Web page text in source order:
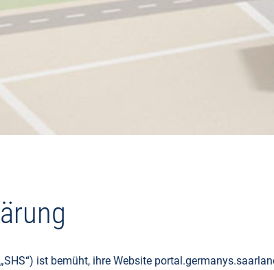
ist bemüht, ihre Website